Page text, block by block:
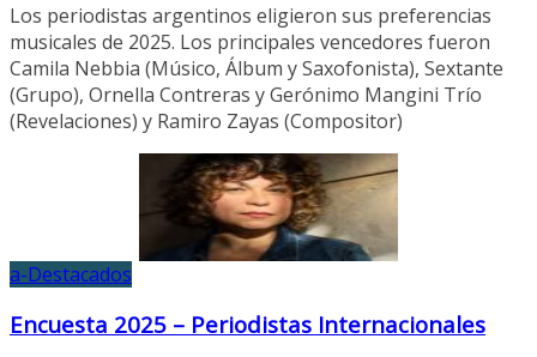
Los periodistas argentinos eligieron sus preferencias
musicales de 2025. Los principales vencedores fueron
Camila Nebbia (Músico, Álbum y Saxofonista), Sextante
(Grupo), Ornella Contreras y Gerónimo Mangini Trío
(Revelaciones) y Ramiro Zayas (Compositor)
a-Destacados
Encuesta 2025 – Periodistas Internacionales